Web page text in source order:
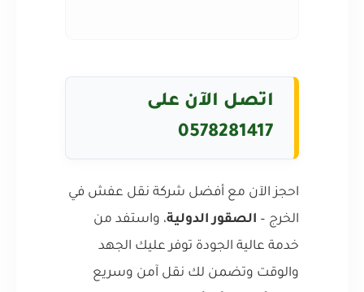
اتصل الآن على
0578281417
احجز الآن مع أفضل شركة نقل عفش في
الخرج – الصقور الدولية، واستفد من
خدمة عالية الجودة توفر عليك الجهد
والوقت وتضمن لك نقل آمن وسريع